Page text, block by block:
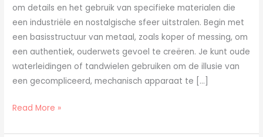
om details en het gebruik van specifieke materialen die
een industriële en nostalgische sfeer uitstralen. Begin met
een basisstructuur van metaal, zoals koper of messing, om
een authentiek, ouderwets gevoel te creëren. Je kunt oude
waterleidingen of tandwielen gebruiken om de illusie van
een gecompliceerd, mechanisch apparaat te […]
Read More »